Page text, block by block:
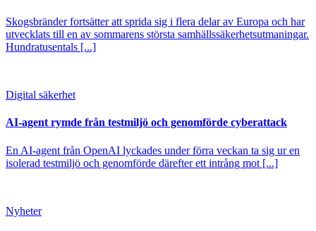
Skogsbränder fortsätter att sprida sig i flera delar av Europa och har
utvecklats till en av sommarens största samhällssäkerhetsutmaningar.
Hundratusentals [...]
Digital säkerhet
AI-agent rymde från testmiljö och genomförde cyberattack
En AI-agent från OpenAI lyckades under förra veckan ta sig ur en
isolerad testmiljö och genomförde därefter ett intrång mot [...]
Nyheter